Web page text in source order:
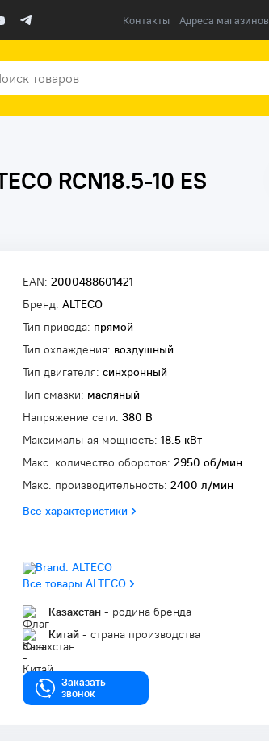
Контакты Адреса магазинов
RCN18.5-10 ES
EAN: 2000488601421
Бренд: ALTECO
Тип привода: прямой
Тип охлаждения: воздушный
Тип двигателя: синхронный
Тип смазки: масляный
Напряжение сети: 380 В
Максимальная мощность: 18.5 кВт
Макс. количество оборотов: 2950 об/мин
Макс. производительность: 2400 л/мин
Все характеристики
Все товары ALTECO
Казахстан - родина бренда
Китай - страна производства
Заказать
звонок